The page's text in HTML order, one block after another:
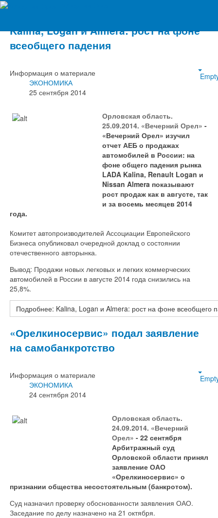
Kalina, Logan и Almera: рост на фоне
всеобщего падения
Информация о материале
ЭКОНОМИКА
25 сентября 2014
Орловская область.
25.09.2014. «Вечерний Орел» -
«Вечерний Орел» изучил
отчет АЕБ о продажах
автомобилей в России: на
фоне общего падения рынка
LADA Kalina, Renault Logan и
Nissan Almera показывают
рост продаж как в августе, так
и за восемь месяцев 2014
года.
Комитет автопроизводителей Ассоциации Европейского
Бизнеса опубликовал очередной доклад о состоянии
отечественного авторынка.
Вывод: Продажи новых легковых и легких коммерческих
автомобилей в России в августе 2014 года снизились на
25,8%.
Подробнее: Kalina, Logan и Almera: рост на фоне всеобщего
«Орелкиносервис» подал заявление
на самобанкротство
Информация о материале
ЭКОНОМИКА
24 сентября 2014
Орловская область.
24.09.2014. «Вечерний
Орел» - 22 сентября
Арбитражный суд
Орловской области принял
заявление ОАО
«Орелкиносервис» о
признании общества несостоятельным (банкротом).
Суд назначил проверку обоснованности заявления ОАО.
Заседание по делу назначено на 21 октября.